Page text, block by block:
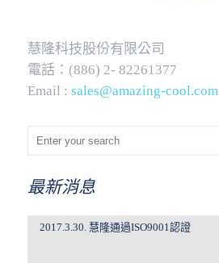
慧隆科技股份有限公司
電話：(886) 2- 82261377
Email : sales@amazing-cool.com
最新消息
2017.3.30. 慧隆通過ISO9001認證